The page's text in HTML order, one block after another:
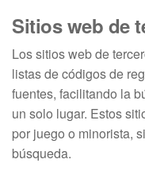
Sitios web de
Los sitios web de
listas de códigos de
fuentes, facilitando la
un solo lugar. Estos
por juego o minorista,
búsqueda.